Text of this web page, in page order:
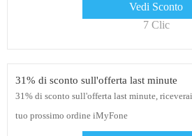
Vedi Sconto
7 Clic
31% di sconto sull'offerta last minute
31% di sconto sull'offerta last minute,
tuo prossimo ordine iMyFone